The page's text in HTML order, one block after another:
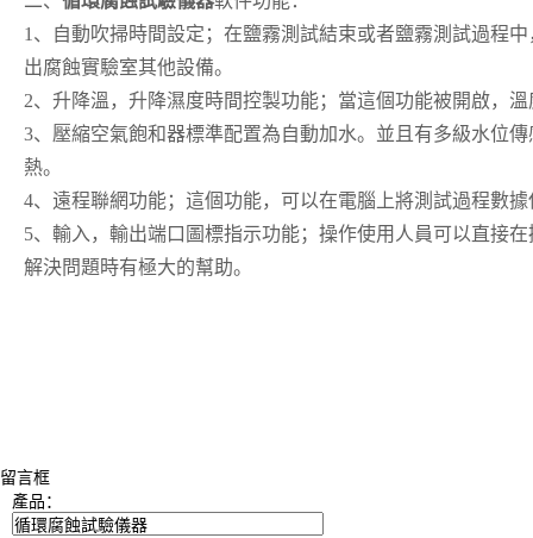
1、自動吹掃時間設定；在鹽霧測試結束或者鹽霧測試過程
出腐蝕實驗室其他設備。
2、升降溫，升降濕度時間控製功能；當這個功能被開啟，
3、壓縮空氣飽和器標準配置為自動加水。並且有多級水位
熱。
4、遠程聯網功能；這個功能，可以在電腦上將測試過程數
5、輸入，輸出端口圖標指示功能；操作使用人員可以直接
解決問題時有極大的幫助。
留言框
產品：